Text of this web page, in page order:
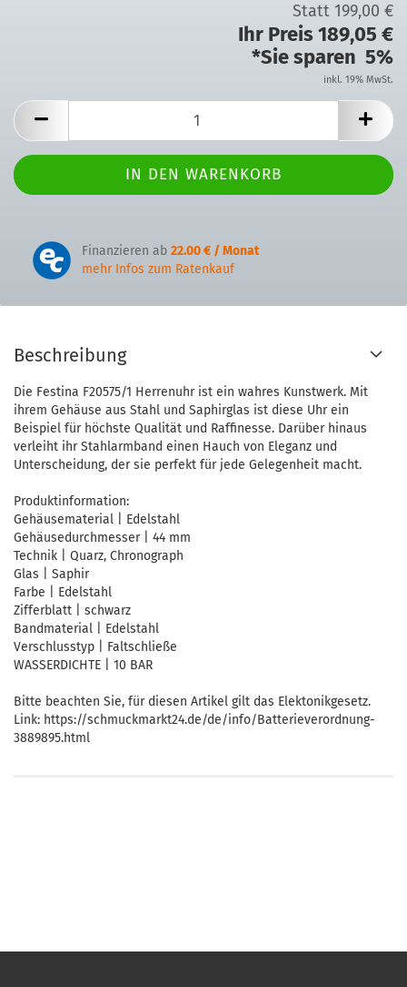
Statt 199,00 €
Ihr Preis 189,05 €
*Sie sparen 5%
inkl. 19% MwSt.
Finanzieren ab 22.00 € / Monat
mehr Infos zum Ratenkauf
Beschreibung
Die Festina F20575/1 Herrenuhr ist ein wahres Kunstwerk. Mit
ihrem Gehäuse aus Stahl und Saphirglas ist diese Uhr ein
Beispiel für höchste Qualität und Raffinesse. Darüber hinaus
verleiht ihr Stahlarmband einen Hauch von Eleganz und
Unterscheidung, der sie perfekt für jede Gelegenheit macht.
Produktinformation:
Gehäusematerial | Edelstahl
Gehäusedurchmesser | 44 mm
Technik | Quarz, Chronograph
Glas | Saphir
Farbe | Edelstahl
Zifferblatt | schwarz
Bandmaterial | Edelstahl
Verschlusstyp | Faltschließe
WASSERDICHTE | 10 BAR
Bitte beachten Sie, für diesen Artikel gilt das Elektonikgesetz.
Link: https://schmuckmarkt24.de/de/info/Batterieverordnung-
3889895.html